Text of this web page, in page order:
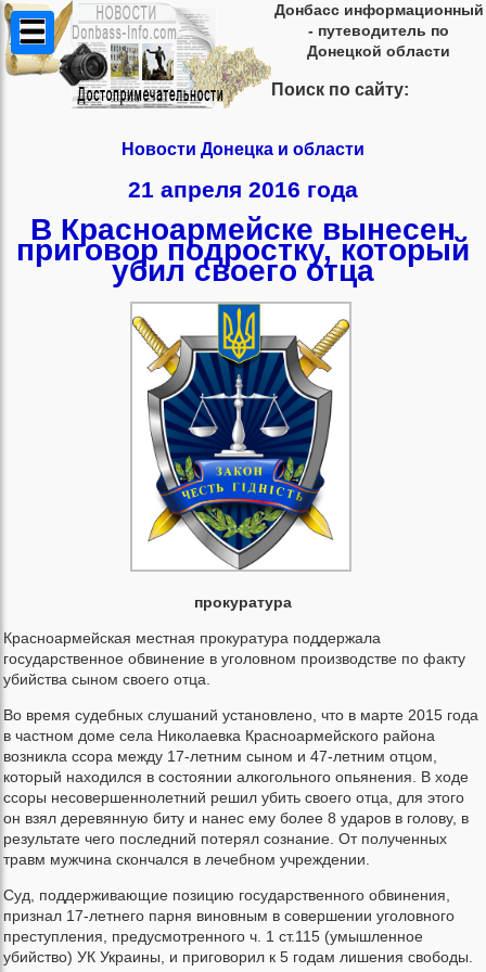
Донбасс информационный
- путеводитель по
Донецкой области
Поиск по сайту:
Новости Донецка и области
21 апреля 2016 года
В Красноармейске вынесен
приговор подростку, который
убил своего отца
прокуратура
Красноармейская местная прокуратура поддержала
государственное обвинение в уголовном производстве по факту
убийства сыном своего отца.
Во время судебных слушаний установлено, что в марте 2015 года
в частном доме села Николаевка Красноармейского района
возникла ссора между 17-летним сыном и 47-летним отцом,
который находился в состоянии алкогольного опьянения. В ходе
ссоры несовершеннолетний решил убить своего отца, для этого
он взял деревянную биту и нанес ему более 8 ударов в голову, в
результате чего последний потерял сознание. От полученных
травм мужчина скончался в лечебном учреждении.
Суд, поддерживающие позицию государственного обвинения,
признал 17-летнего парня виновным в совершении уголовного
преступления, предусмотренного ч. 1 ст.115 (умышленное
убийство) УК Украины, и приговорил к 5 годам лишения свободы.